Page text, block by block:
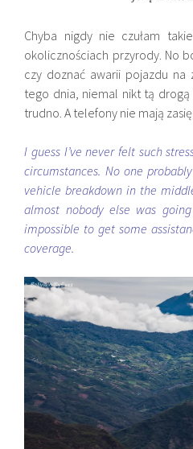
Chyba nigdy nie czułam
okolicznościach przyrody. No
czy doznać awarii pojazdu na
tego dnia, niemal nikt tą
trudno. A telefony nie mają
I guess I’ve never felt such
circumstances. No one
vehicle breakdown in the
almost nobody else was
impossible to get some
coverage.